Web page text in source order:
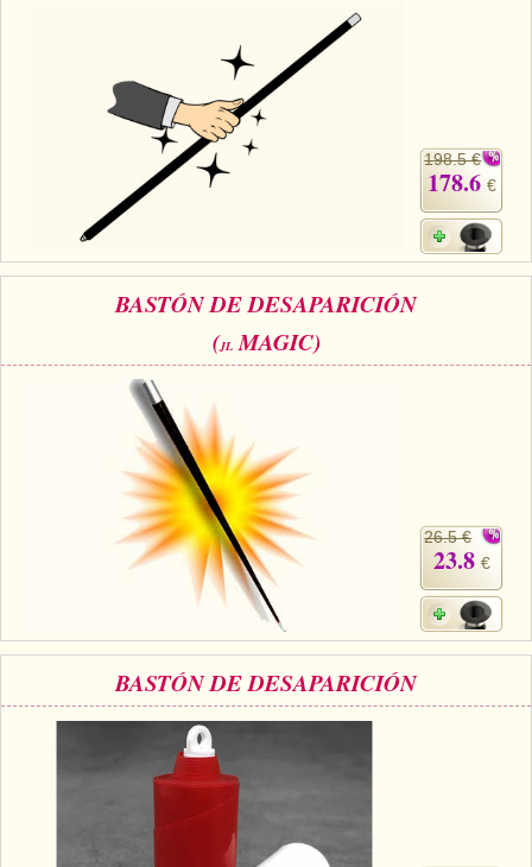
198.5 €
178.6 €
BASTÓN DE DESAPARICIÓN
(JLMAGIC)
26.5 €
23.8 €
BASTÓN DE DESAPARICIÓN